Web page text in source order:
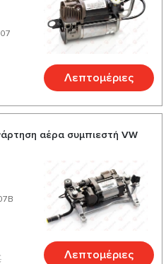
Λεπτομέριες
αέρα συμπιεστή VW
Λεπτομέριες